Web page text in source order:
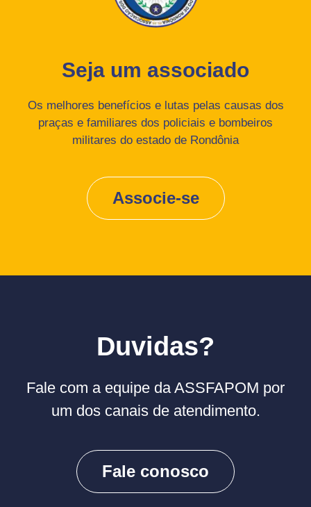
Seja um associado
Os melhores benefícios e lutas pelas causas dos
praças e familiares dos policiais e bombeiros
militares do estado de Rondônia
Associe-se
Duvidas?
Fale com a equipe da ASSFAPOM por
um dos canais de atendimento.
Fale conosco